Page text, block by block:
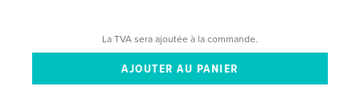
La TVA sera ajoutée à la commande.